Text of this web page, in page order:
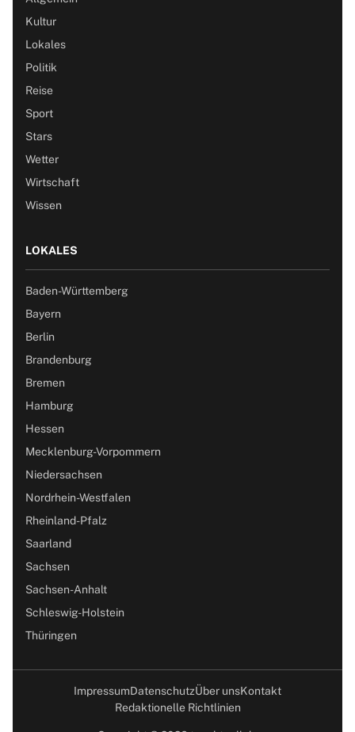
Kultur
Lokales
Politik
Reise
Sport
Stars
Wetter
Wirtschaft
Wissen
LOKALES
Baden-Württemberg
Bayern
Berlin
Brandenburg
Bremen
Hamburg
Hessen
Mecklenburg-Vorpommern
Niedersachsen
Nordrhein-Westfalen
Rheinland-Pfalz
Saarland
Sachsen
Sachsen-Anhalt
Schleswig-Holstein
Thüringen
ImpressumDatenschutzÜber unsKontakt
Redaktionelle Richtlinien